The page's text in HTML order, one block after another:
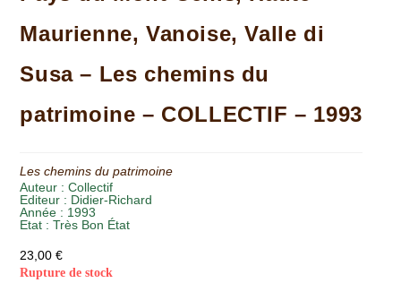
Maurienne, Vanoise, Valle di
Susa – Les chemins du
patrimoine – COLLECTIF – 1993
Les chemins du patrimoine
Auteur :Collectif
Editeur : Didier-Richard
Année : 1993
Etat :Très Bon État
23,00€
Rupture de stock